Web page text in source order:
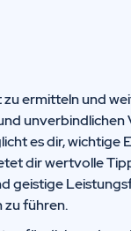
ermitteln und
es dir, wichtige
dir wertvolle
geistige
zu führen.